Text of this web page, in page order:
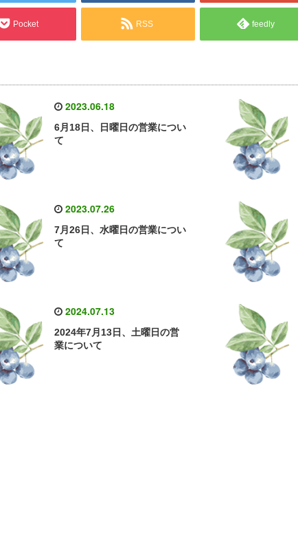
Pocket RSS feedly
2023.06.18
6月18日、日曜日の営業につい
て
2023.07.26
7月26日、水曜日の営業につい
て
2024.07.13
2024年7月13日、土曜日の営
業について